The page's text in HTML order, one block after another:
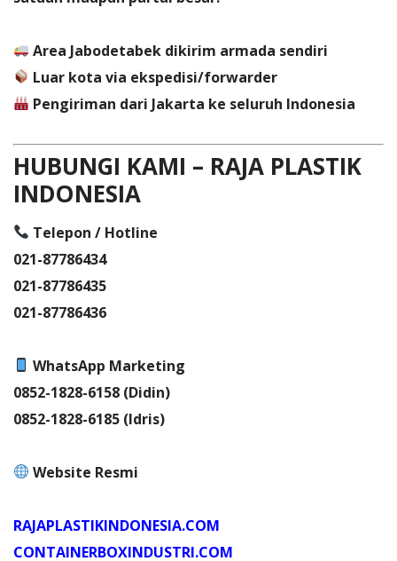
Area Jabodetabek dikirim armada sendiri
Luar kota via ekspedisi/forwarder
Pengiriman dari Jakarta ke seluruh Indonesia
HUBUNGI KAMI – RAJA PLASTIK
INDONESIA
Telepon / Hotline
021-87786434
021-87786435
021-87786436
WhatsApp Marketing
0852-1828-6158 (Didin)
0852-1828-6185 (Idris)
Website Resmi
RAJAPLASTIKINDONESIA.COM
CONTAINERBOXINDUSTRI.COM